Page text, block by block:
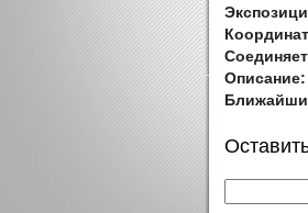
Описание: